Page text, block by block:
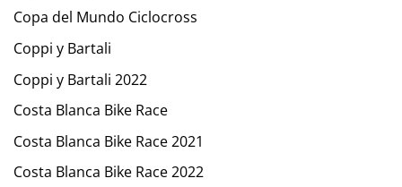
Copa del Mundo Ciclocross
Coppi y Bartali
Coppi y Bartali 2022
Costa Blanca Bike Race
Costa Blanca Bike Race 2021
Costa Blanca Bike Race 2022